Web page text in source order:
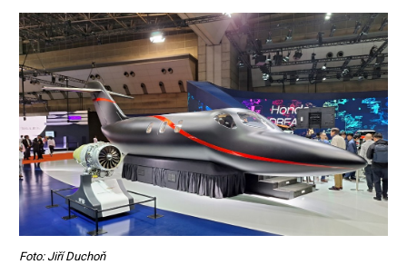
Foto: Jiří Duchoň